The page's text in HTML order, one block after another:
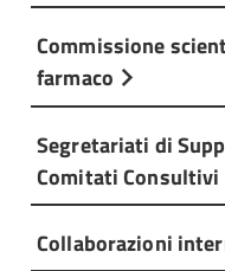
Commissione
farmaco
Segretariati di
Comitati Consultivi
Collaborazioni